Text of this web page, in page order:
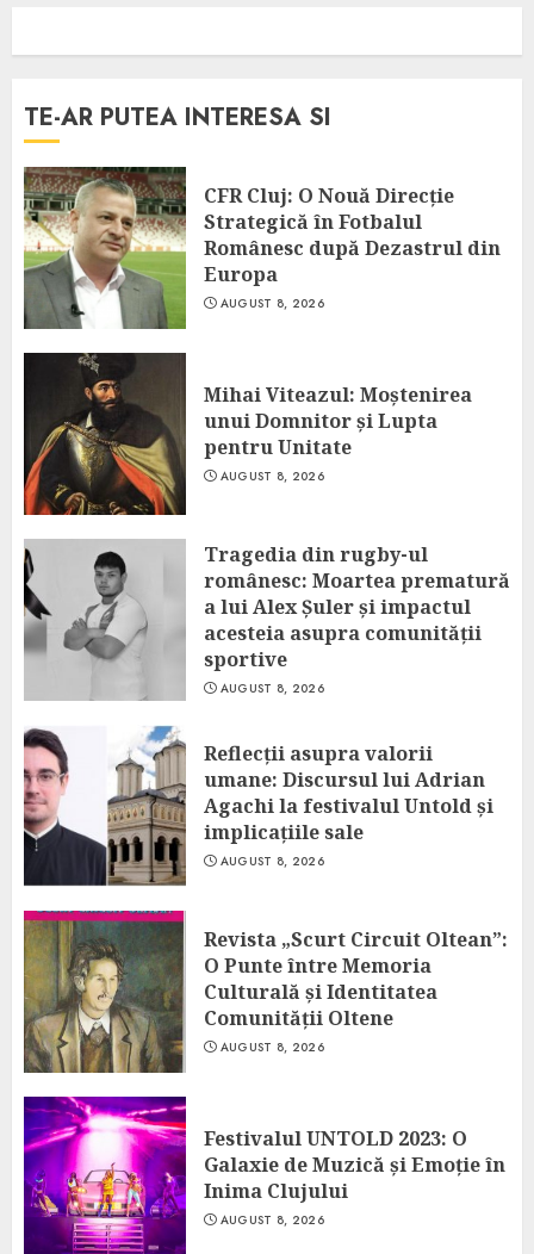
TE-AR PUTEA INTERESA SI
CFR Cluj: O Nouă Direcție
Strategică în Fotbalul
Românesc după Dezastrul din
Europa
AUGUST 8, 2026
Mihai Viteazul: Moștenirea
unui Domnitor și Lupta
pentru Unitate
AUGUST 8, 2026
Tragedia din rugby-ul
românesc: Moartea prematură
a lui Alex Șuler și impactul
acesteia asupra comunității
sportive
AUGUST 8, 2026
Reflecții asupra valorii
umane: Discursul lui Adrian
Agachi la festivalul Untold și
implicațiile sale
AUGUST 8, 2026
Revista „Scurt Circuit Oltean”:
O Punte între Memoria
Culturală și Identitatea
Comunității Oltene
AUGUST 8, 2026
Festivalul UNTOLD 2023: O
Galaxie de Muzică și Emoție în
Inima Clujului
AUGUST 8, 2026